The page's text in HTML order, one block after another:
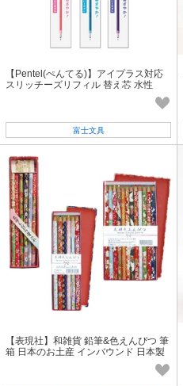
【Pentel(ぺんてる)】アイプラス対応
スリッチーズリフィル 替え芯 水性
富士文具
【表現社】和雑貨 鉛筆&色えんぴつ 筆
箱 日本のお土産 インバウンド 日本製